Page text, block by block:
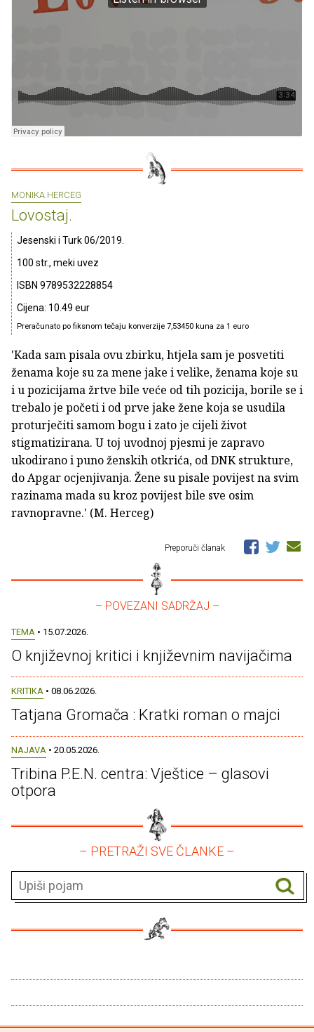
MONIKA HERCEG
Lovostaj.
Jesenski i Turk 06/2019.
100 str., meki uvez
ISBN 9789532228854
Cijena: 10.49 eur
Preračunato po fiksnom tečaju konverzije 7,53450 kuna za 1 euro
'Kada sam pisala ovu zbirku, htjela sam je posvetiti
ženama koje su za mene jake i velike, ženama koje su
i u pozicijama žrtve bile veće od tih pozicija, borile se i
trebalo je početi i od prve jake žene koja se usudila
proturječiti samom bogu i zato je cijeli život
stigmatizirana. U toj uvodnoj pjesmi je zapravo
ukodirano i puno ženskih otkrića, od DNK strukture,
do Apgar ocjenjivanja. Žene su pisale povijest na svim
razinama mada su kroz povijest bile sve osim
ravnopravne.' (M. Herceg)
Preporuči članak
– POVEZANI SADRŽAJ –
TEMA • 15.07.2026.
O književnoj kritici i književnim navijačima
KRITIKA • 08.06.2026.
Tatjana Gromača : Kratki roman o majci
NAJAVA • 20.05.2026.
Tribina P.E.N. centra: Vještice – glasovi
otpora
– PRETRAŽI SVE ČLANKE –